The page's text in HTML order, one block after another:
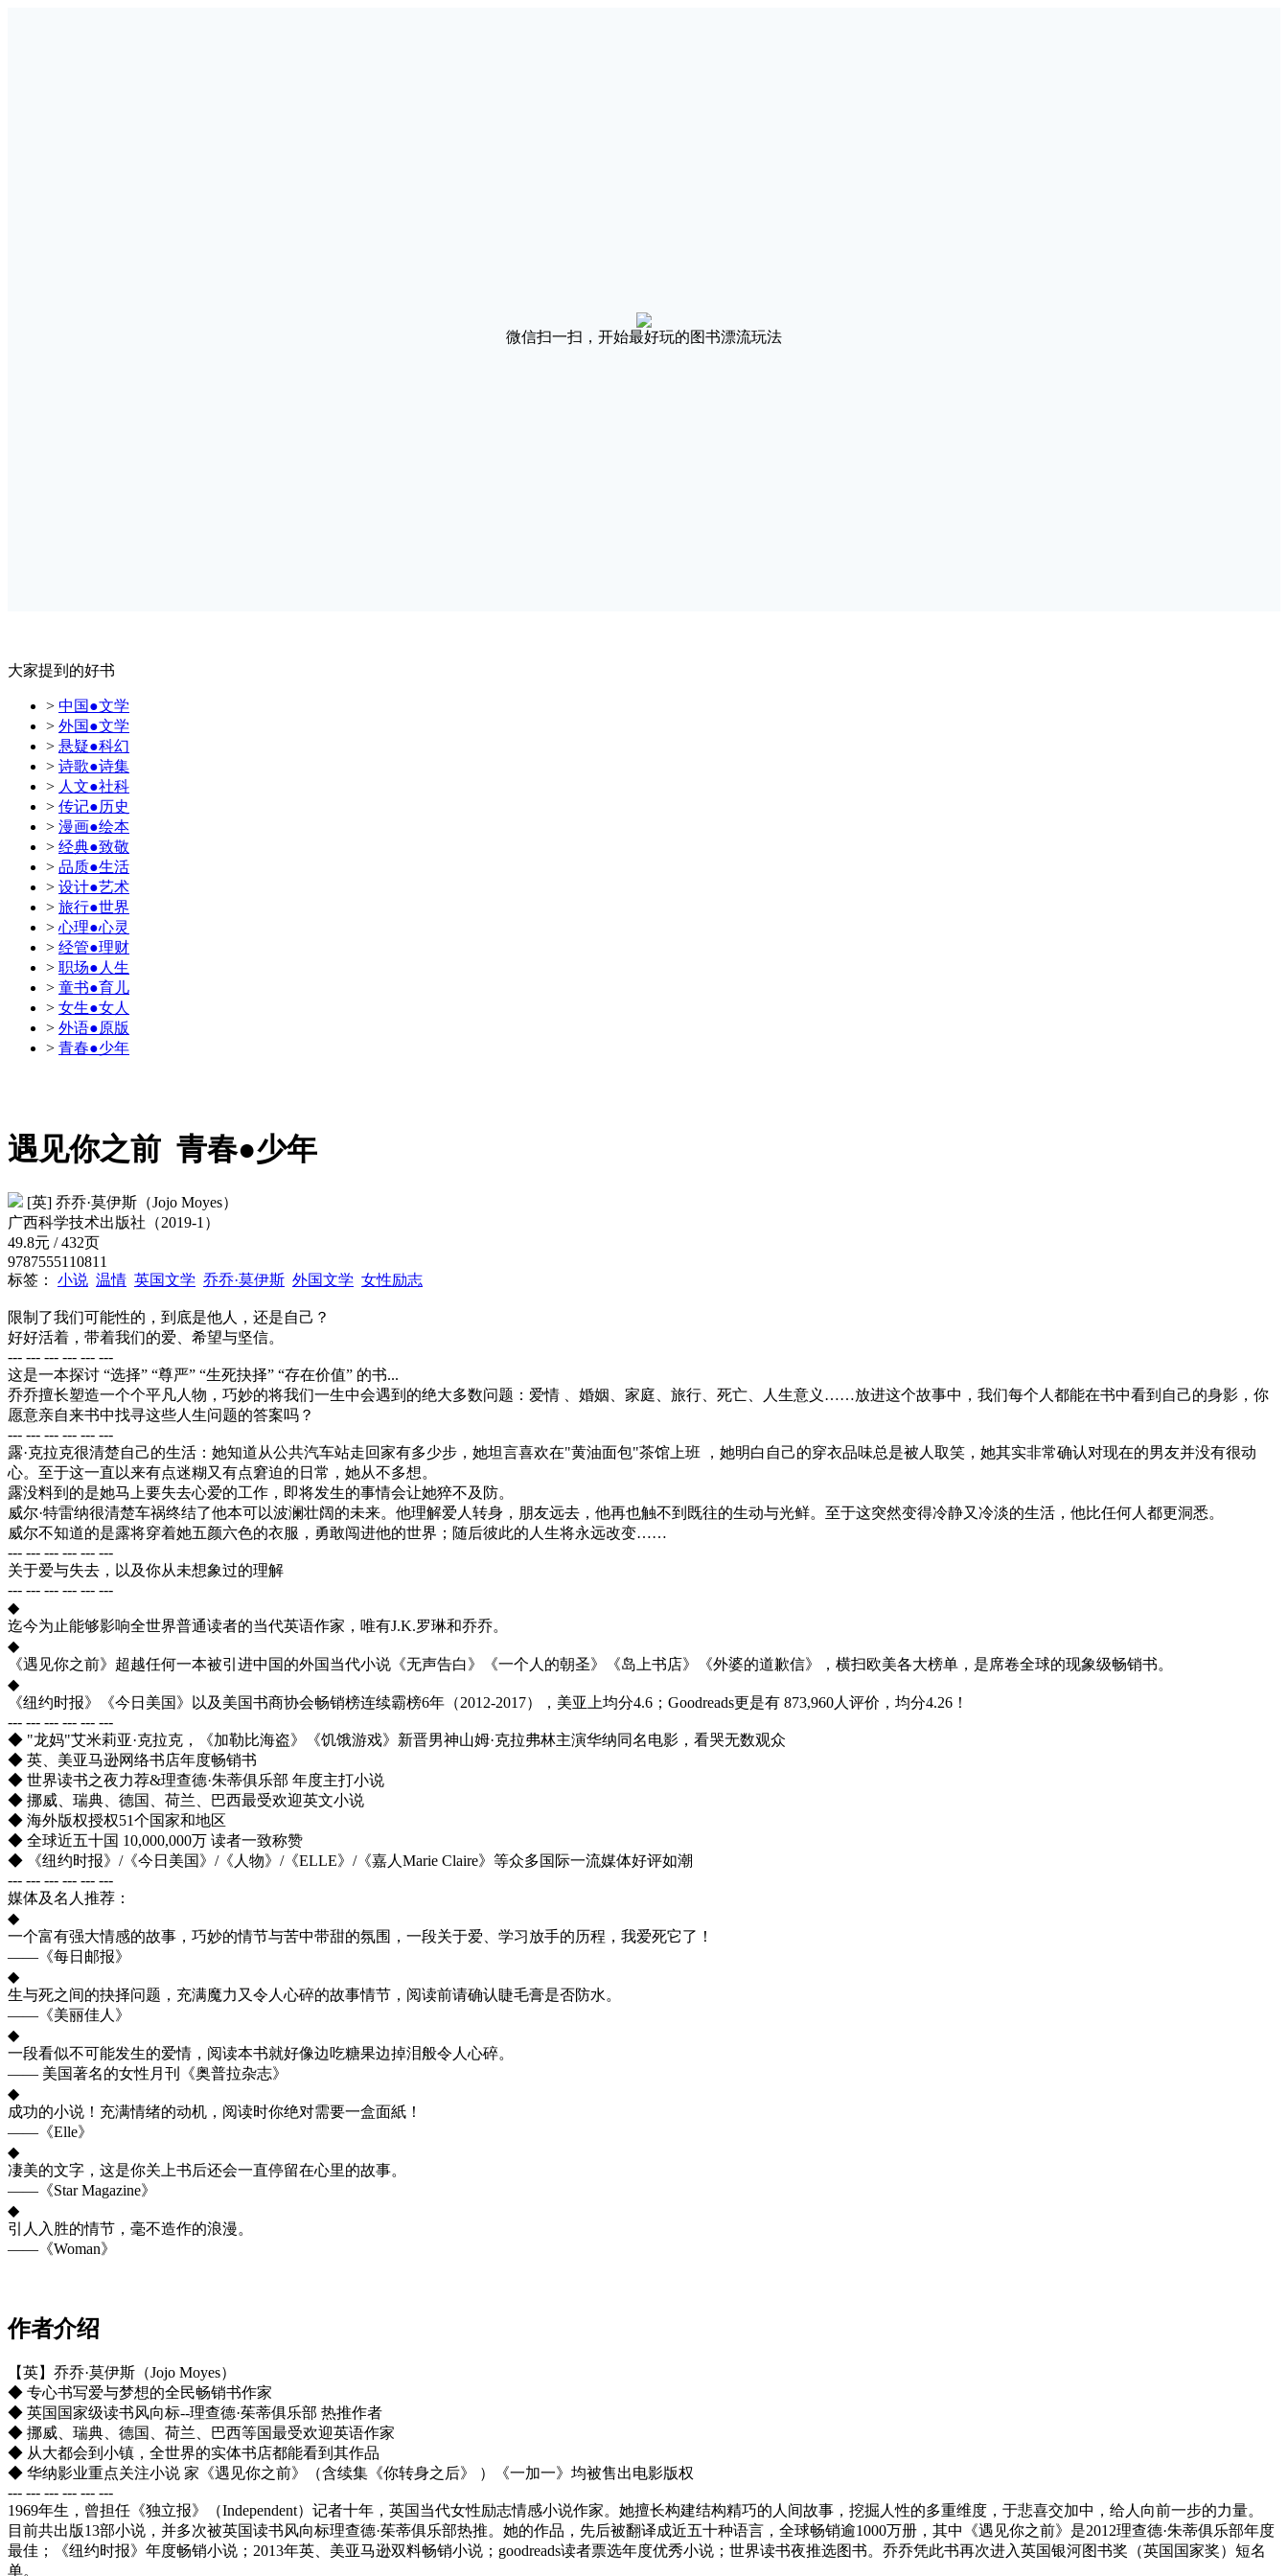
微信扫一扫，开始最好玩的图书漂流玩法
大家提到的好书
> 中国●文学
> 外国●文学
> 悬疑●科幻
> 诗歌●诗集
> 人文●社科
> 传记●历史
> 漫画●绘本
> 经典●致敬
> 品质●生活
> 设计●艺术
> 旅行●世界
> 心理●心灵
> 经管●理财
> 职场●人生
> 童书●育儿
> 女生●女人
> 外语●原版
> 青春●少年
遇见你之前 青春●少年
[英] 乔乔·莫伊斯（Jojo Moyes）
广西科学技术出版社（2019-1）
49.8元 / 432页
9787555110811
标签： 小说 温情 英国文学 乔乔·莫伊斯 外国文学 女性励志
限制了我们可能性的，到底是他人，还是自己？
好好活着，带着我们的爱、希望与坚信。
--- --- --- --- --- ---
这是一本探讨 “选择” “尊严” “生死抉择” “存在价值” 的书...
乔乔擅长塑造一个个平凡人物，巧妙的将我们一生中会遇到的绝大多数问题：爱情 、婚姻、家庭、旅行、死亡、人生意义……放进这个故事中，我们每个人都能在书中看到自己的身影，你
愿意亲自来书中找寻这些人生问题的答案吗？
--- --- --- --- --- ---
露·克拉克很清楚自己的生活：她知道从公共汽车站走回家有多少步，她坦言喜欢在"黄油面包"茶馆上班 ，她明白自己的穿衣品味总是被人取笑，她其实非常确认对现在的男友并没有很动
心。至于这一直以来有点迷糊又有点窘迫的日常，她从不多想。
露没料到的是她马上要失去心爱的工作，即将发生的事情会让她猝不及防。
威尔·特雷纳很清楚车祸终结了他本可以波澜壮阔的未来。他理解爱人转身，朋友远去，他再也触不到既往的生动与光鲜。至于这突然变得冷静又冷淡的生活，他比任何人都更洞悉。
威尔不知道的是露将穿着她五颜六色的衣服，勇敢闯进他的世界；随后彼此的人生将永远改变……
--- --- --- --- --- ---
关于爱与失去，以及你从未想象过的理解
--- --- --- --- --- ---
◆
迄今为止能够影响全世界普通读者的当代英语作家，唯有J.K.罗琳和乔乔。
◆
《遇见你之前》超越任何一本被引进中国的外国当代小说《无声告白》《一个人的朝圣》《岛上书店》《外婆的道歉信》，横扫欧美各大榜单，是席卷全球的现象级畅销书。
◆
《纽约时报》《今日美国》以及美国书商协会畅销榜连续霸榜6年（2012-2017），美亚上均分4.6；Goodreads更是有 873,960人评价，均分4.26！
--- --- --- --- --- ---
◆ "龙妈"艾米莉亚·克拉克，《加勒比海盗》《饥饿游戏》新晋男神山姆·克拉弗林主演华纳同名电影，看哭无数观众
◆ 英、美亚马逊网络书店年度畅销书
◆ 世界读书之夜力荐&理查德·朱蒂俱乐部 年度主打小说
◆ 挪威、瑞典、德国、荷兰、巴西最受欢迎英文小说
◆ 海外版权授权51个国家和地区
◆ 全球近五十国 10,000,000万 读者一致称赞
◆ 《纽约时报》/《今日美国》/《人物》/《ELLE》/《嘉人Marie Claire》等众多国际一流媒体好评如潮
--- --- --- --- --- ---
媒体及名人推荐：
◆
一个富有强大情感的故事，巧妙的情节与苦中带甜的氛围，一段关于爱、学习放手的历程，我爱死它了！
——《每日邮报》
◆
生与死之间的抉择问题，充满魔力又令人心碎的故事情节，阅读前请确认睫毛膏是否防水。
——《美丽佳人》
◆
一段看似不可能发生的爱情，阅读本书就好像边吃糖果边掉泪般令人心碎。
—— 美国著名的女性月刊《奥普拉杂志》
◆
成功的小说！充满情绪的动机，阅读时你绝对需要一盒面紙！
——《Elle》
◆
凄美的文字，这是你关上书后还会一直停留在心里的故事。
——《Star Magazine》
◆
引人入胜的情节，毫不造作的浪漫。
——《Woman》
作者介绍
【英】乔乔·莫伊斯（Jojo Moyes）
◆ 专心书写爱与梦想的全民畅销书作家
◆ 英国国家级读书风向标--理查德·茱蒂俱乐部 热推作者
◆ 挪威、瑞典、德国、荷兰、巴西等国最受欢迎英语作家
◆ 从大都会到小镇，全世界的实体书店都能看到其作品
◆ 华纳影业重点关注小说 家《遇见你之前》（含续集《你转身之后》 ）《一加一》均被售出电影版权
--- --- --- --- --- ---
1969年生，曾担任《独立报》（Independent）记者十年，英国当代女性励志情感小说作家。她擅长构建结构精巧的人间故事，挖掘人性的多重维度，于悲喜交加中，给人向前一步的力量。
目前共出版13部小说，并多次被英国读书风向标理查德·茱蒂俱乐部热推。她的作品，先后被翻译成近五十种语言，全球畅销逾1000万册，其中《遇见你之前》是2012理查德·朱蒂俱乐部年度
最佳；《纽约时报》年度畅销小说；2013年英、美亚马逊双料畅销小说；goodreads读者票选年度优秀小说；世界读书夜推选图书。乔乔凭此书再次进入英国银河图书奖（英国国家奖）短名
单。